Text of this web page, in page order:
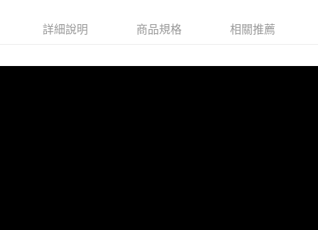
每筆NT$50，滿NT$499(含以上)免運費
詳細說明 商品規格 相關推薦